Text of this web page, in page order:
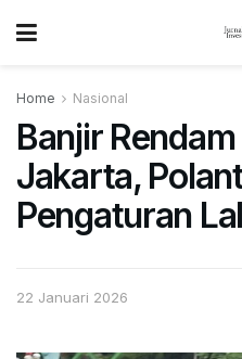
Home Nasional
Banjir
Jakarta,
Pengaturan
22 Januari 2026